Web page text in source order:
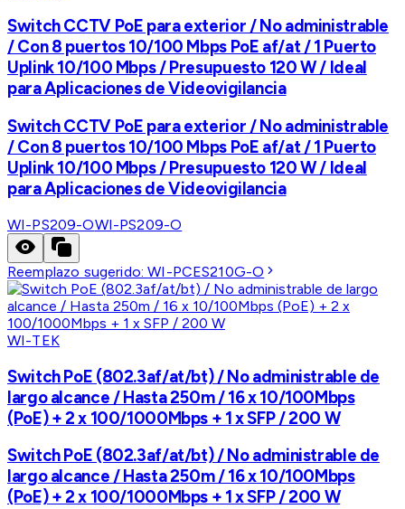
Switch CCTV PoE para exterior / No administrable
/ Con 8 puertos 10/100 Mbps PoE af/at / 1 Puerto
Uplink 10/100 Mbps / Presupuesto 120 W / Ideal
para Aplicaciones de Videovigilancia
Switch CCTV PoE para exterior / No administrable
/ Con 8 puertos 10/100 Mbps PoE af/at / 1 Puerto
Uplink 10/100 Mbps / Presupuesto 120 W / Ideal
para Aplicaciones de Videovigilancia
WI-PS209-OWI-PS209-O
Reemplazo sugerido:WI-PCES210G-O
WI-TEK
Switch PoE (802.3af/at/bt) / No administrable de
largo alcance / Hasta 250m / 16 x 10/100Mbps
(PoE) + 2 x 100/1000Mbps + 1 x SFP / 200 W
Switch PoE (802.3af/at/bt) / No administrable de
largo alcance / Hasta 250m / 16 x 10/100Mbps
(PoE) + 2 x 100/1000Mbps + 1 x SFP / 200 W